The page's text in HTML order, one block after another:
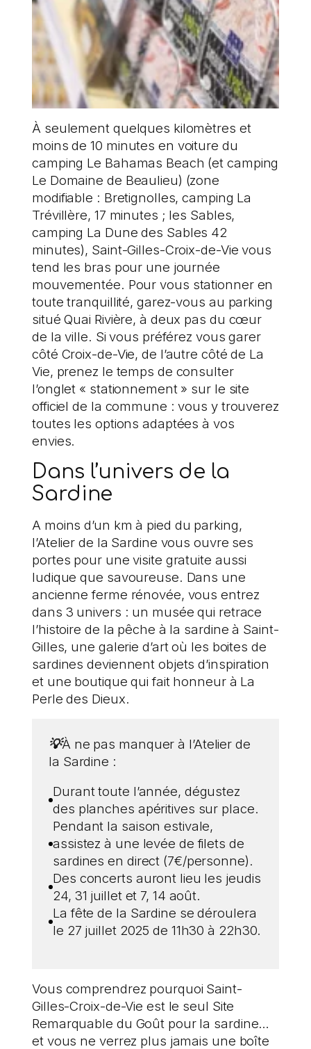
À seulement quelques kilomètres et
moins de 10 minutes en voiture du
camping Le Bahamas Beach (et camping
Le Domaine de Beaulieu) (zone
modifiable : Bretignolles, camping La
Trévillère, 17 minutes ; les Sables,
camping La Dune des Sables 42
minutes), Saint-Gilles-Croix-de-Vie vous
tend les bras pour une journée
mouvementée. Pour vous stationner en
toute tranquillité, garez-vous au parking
situé Quai Rivière, à deux pas du cœur
de la ville. Si vous préférez vous garer
côté Croix-de-Vie, de l’autre côté de La
Vie, prenez le temps de consulter
l’onglet « stationnement » sur le site
officiel de la commune : vous y trouverez
toutes les options adaptées à vos
envies.
Dans l’univers de la
Sardine
A moins d’un km à pied du parking,
l’Atelier de la Sardine vous ouvre ses
portes pour une visite gratuite aussi
ludique que savoureuse. Dans une
ancienne ferme rénovée, vous entrez
dans 3 univers : un musée qui retrace
l’histoire de la pêche à la sardine à Saint-
Gilles, une galerie d’art où les boites de
sardines deviennent objets d’inspiration
et une boutique qui fait honneur à La
Perle des Dieux.
💡À ne pas manquer à l’Atelier de
la Sardine :
Durant toute l’année, dégustez
des planches apéritives sur place.
Pendant la saison estivale,
assistez à une levée de filets de
sardines en direct (7€/personne).
Des concerts auront lieu les jeudis
24, 31 juillet et 7, 14 août.
La fête de la Sardine se déroulera
le 27 juillet 2025 de 11h30 à 22h30.
Vous comprendrez pourquoi Saint-
Gilles-Croix-de-Vie est le seul Site
Remarquable du Goût pour la sardine…
et vous ne verrez plus jamais une boîte